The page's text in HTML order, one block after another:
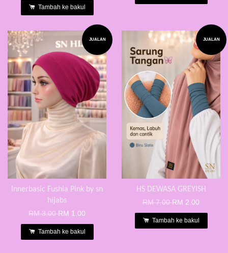
Tambah ke bakul
JUALAN
Innerbasic Fushia Pink by sn
hijabs
RM 3.00RM 1.00
Tambah ke bakul
JUALAN
HS DEWASA GREYISH
RM 7.00RM 2.00
Tambah ke bakul